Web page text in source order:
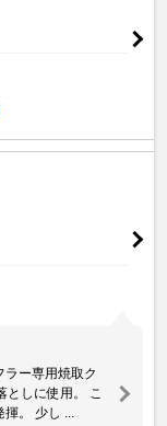
ー専用焼取ク
としに使用。 こ
。 少し ...